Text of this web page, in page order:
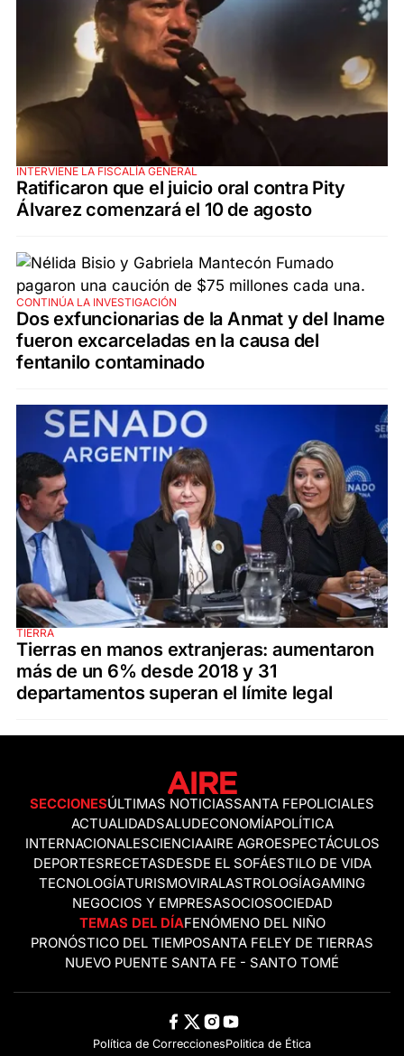
INTERVIENE LA FISCALÍA GENERAL
Ratificaron que el juicio oral contra Pity
Álvarez comenzará el 10 de agosto
CONTINÚA LA INVESTIGACIÓN
Dos exfuncionarias de la Anmat y del Iname
fueron excarceladas en la causa del
fentanilo contaminado
TIERRA
Tierras en manos extranjeras: aumentaron
más de un 6% desde 2018 y 31
departamentos superan el límite legal
SECCIONESÚLTIMAS NOTICIASSANTA FEPOLICIALES
ACTUALIDADSALUDECONOMÍAPOLÍTICA
INTERNACIONALESCIENCIAAIRE AGROESPECTÁCULOS
DEPORTESRECETASDESDE EL SOFÁESTILO DE VIDA
TECNOLOGÍATURISMOVIRALASTROLOGÍAGAMING
NEGOCIOS Y EMPRESASOCIOSOCIEDAD
TEMAS DEL DÍAFENÓMENO DEL NIÑO
PRONÓSTICO DEL TIEMPOSANTA FELEY DE TIERRAS
NUEVO PUENTE SANTA FE - SANTO TOMÉ
Política de CorreccionesPolitica de Ética